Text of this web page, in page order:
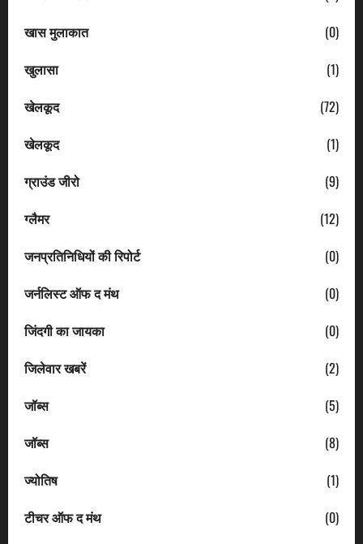
खास मुलाकात
(0)
खुलासा
(1)
खेलकूद
(72)
खेलकूद
(1)
ग्राउंड जीरो
(9)
ग्लैमर
(12)
जनप्रतिनिधियों की रिपोर्ट
(0)
जर्नलिस्ट ऑफ द मंथ
(0)
जिंदगी का जायका
(0)
जिलेवार खबरें
(2)
जॉब्स
(5)
जॉब्स
(8)
ज्योतिष
(1)
टीचर ऑफ द मंथ
(0)